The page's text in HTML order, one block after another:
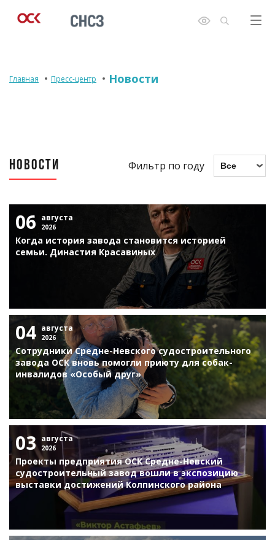
Главная Пресс-центр Новости
НОВОСТИ Фильтр по году
06 августа
2026
Когда история завода становится историей
семьи. Династия Красавиных
04 августа
2026
Сотрудники Средне-Невского судостроительного
завода ОСК вновь помогли приюту для собак-
инвалидов «Особый друг»
03 августа
2026
Проекты предприятия ОСК Средне-Невский
судостроительный завод вошли в экспозицию
выставки достижений Колпинского района